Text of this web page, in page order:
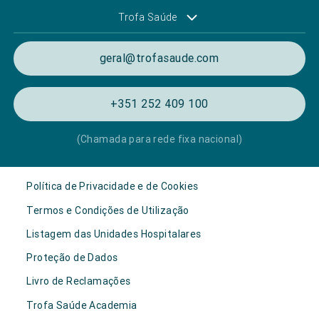
Trofa Saúde
geral@trofasaude.com
+351 252 409 100
(Chamada para rede fixa nacional)
Política de Privacidade e de Cookies
Termos e Condições de Utilização
Listagem das Unidades Hospitalares
Proteção de Dados
Livro de Reclamações
Trofa Saúde Academia